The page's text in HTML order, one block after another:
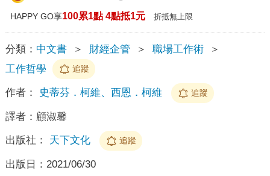
HAPPY GO享100累1點 4點抵1元 折抵無上限
分類： 中文書 ＞ 財經企管 ＞ 職場工作術
＞
工作哲學
追蹤
作者： 史蒂芬．柯維、西恩．柯維 追蹤
譯者： 顧淑馨
出版社： 天下文化 追蹤
出版日： 2021/06/30